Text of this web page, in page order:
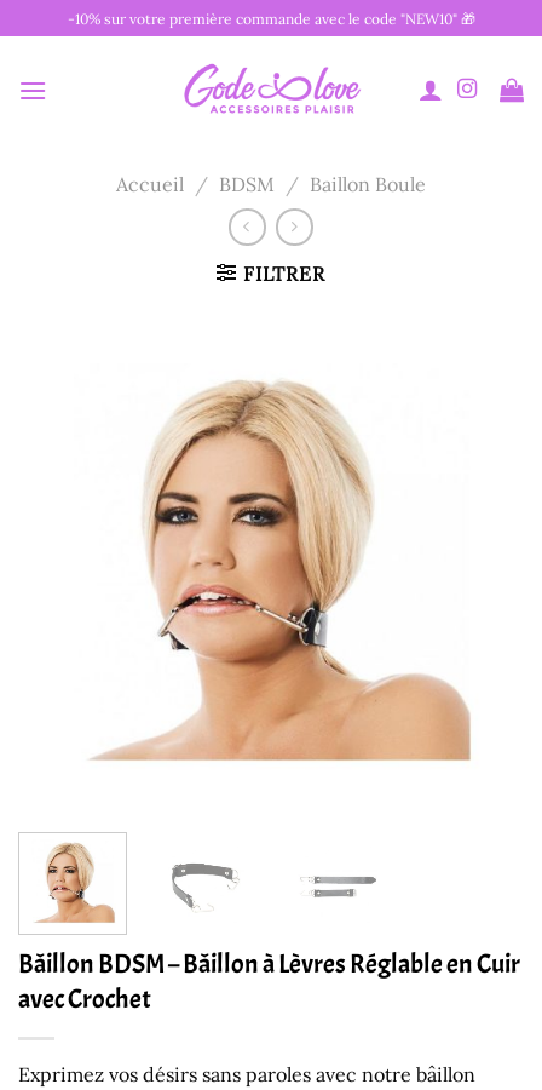
au
-10% sur votre première commande avec le code "NEW10" 🎁
Accueil / BDSM / Baillon Boule
FILTRER
Bâillon BDSM – Bâillon à Lèvres Réglable en Cuir
avec Crochet
Exprimez vos désirs sans paroles avec notre bâillon